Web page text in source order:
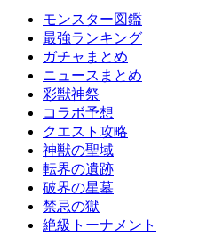
モンスター図鑑
最強ランキング
ガチャまとめ
ニュースまとめ
彩獣神祭
コラボ予想
クエスト攻略
神獣の聖域
転界の遺跡
破界の星墓
禁忌の獄
絶級トーナメント